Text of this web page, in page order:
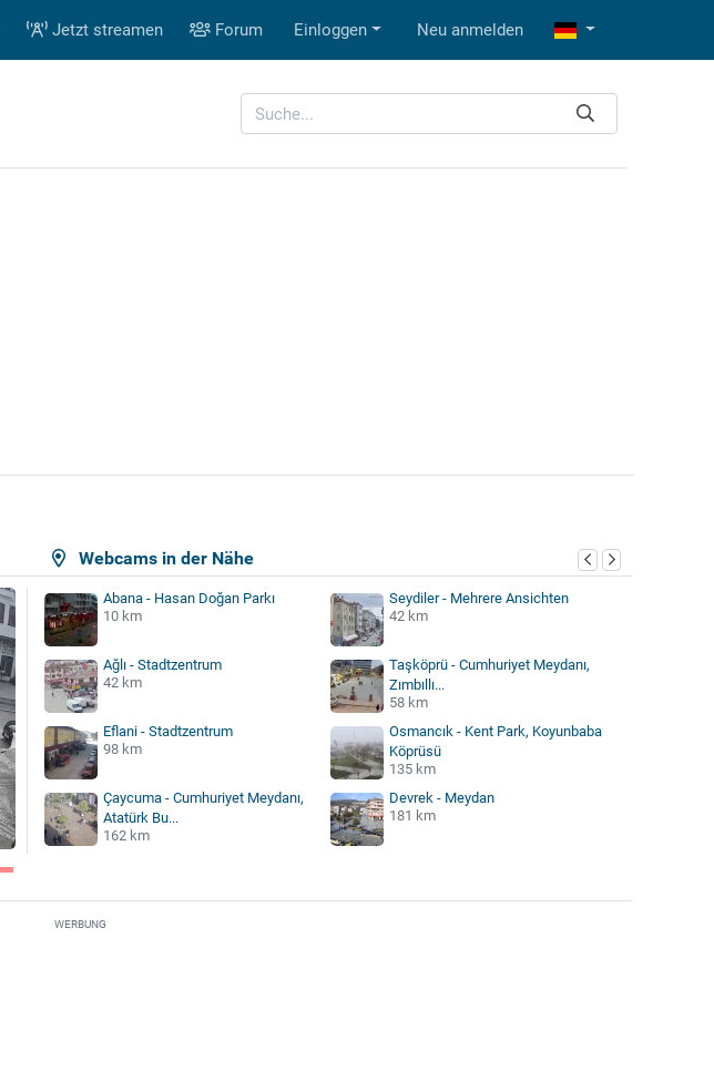
Jetzt streamen Forum Einloggen Neu anmelden
Webcams in der Nähe
Abana - Hasan Doğan Parkı
10 km
Seydiler - Mehrere Ansichten
42 km
Ağlı - Stadtzentrum
42 km
Taşköprü - Cumhuriyet Meydanı,
Zımbıllı...
58 km
Eflani - Stadtzentrum
98 km
Osmancık - Kent Park, Koyunbaba
Köprüsü
135 km
Çaycuma - Cumhuriyet Meydanı,
Atatürk Bu...
162 km
Devrek - Meydan
181 km
WERBUNG